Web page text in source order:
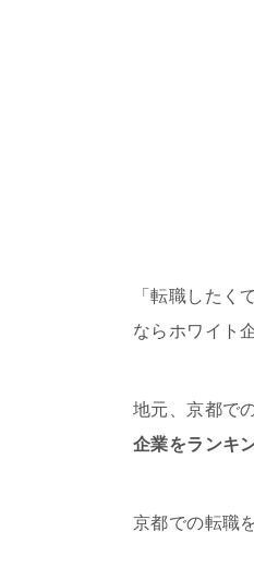
「転職したく
ならホワイト
地元、京都で
企業をランキ
京都での転職